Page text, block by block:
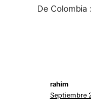
De Colombia
rahim
Septiembre